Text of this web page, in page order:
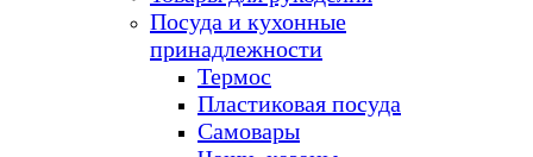
Посуда и кухонные
принадлежности
Термос
Пластиковая посуда
Самовары